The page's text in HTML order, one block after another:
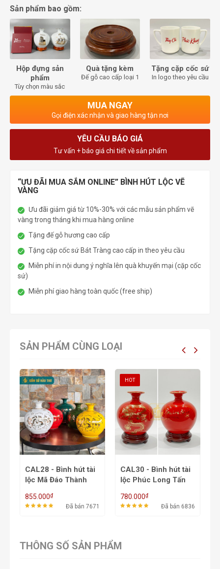
Sản phẩm bao gồm:
Hộp đựng sản
phẩm
Tùy chọn màu sắc
Quà tặng kèm
Đế gỗ cao cấp loại 1
Tặng cặp cốc sứ
In logo theo yêu cầu
MUA NGAY
Gọi điện xác nhận và giao hàng tận nơi
YÊU CẦU BÁO GIÁ
Tư vấn + báo giá chi tiết về sản phẩm
“ƯU ĐÃI MUA SẮM ONLINE” BÌNH HÚT LỘC VẼ
VÀNG
Ưu đãi giảm giá từ 10%-30% với các mẫu sản phẩm vẽ
vàng trong tháng khi mua hàng online
Tặng đế gỗ hương cao cấp
Tặng cặp cốc sứ Bát Tràng cao cấp in theo yêu cầu
Miễn phí in nội dung ý nghĩa lên quà khuyến mại (cặp cốc
sứ)
Miễn phí giao hàng toàn quốc (free ship)
SẢN PHẨM CÙNG LOẠI
HOT
CAL30 - Bình hút tài
lộc Phúc Long Tấn
780.000
Đã bán 6836
CALC3.1.2 Bình hút
tài lộc tứ cảnh cổ
1.581.000
Đã bán 3481
THÔNG SỐ SẢN PHẨM